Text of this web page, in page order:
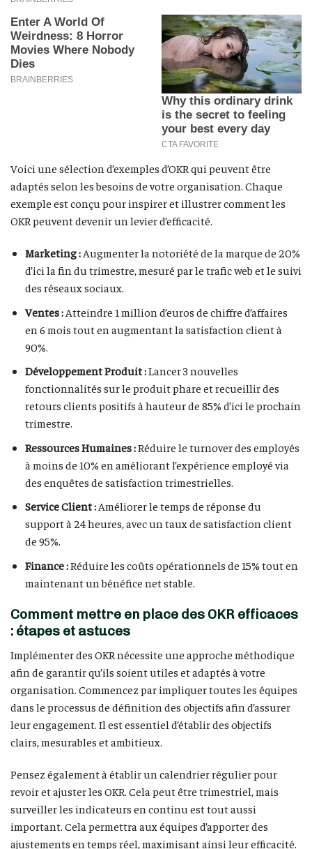
Voici une sélection d’exemples d’OKR qui peuvent être
adaptés selon les besoins de votre organisation. Chaque
exemple est conçu pour inspirer et illustrer comment les
OKR peuvent devenir un levier d’efficacité.
Marketing :Augmenter la notoriété de la marque de 20%
d’ici la fin du trimestre, mesuré par le trafic web et le suivi
des réseaux sociaux.
Ventes :Atteindre 1 million d’euros de chiffre d’affaires
en 6 mois tout en augmentant la satisfaction client à
90%.
Développement Produit :Lancer 3 nouvelles
fonctionnalités sur le produit phare et recueillir des
retours clients positifs à hauteur de 85% d’ici le prochain
trimestre.
Ressources Humaines :Réduire le turnover des employés
à moins de 10% en améliorant l’expérience employé via
des enquêtes de satisfaction trimestrielles.
Service Client :Améliorer le temps de réponse du
support à 24 heures, avec un taux de satisfaction client
de 95%.
Finance :Réduire les coûts opérationnels de 15% tout en
maintenant un bénéfice net stable.
Comment mettre en place des OKR efficaces
: étapes et astuces
Implémenter des OKR nécessite une approche méthodique
afin de garantir qu’ils soient utiles et adaptés à votre
organisation. Commencez par impliquer toutes les équipes
dans le processus de définition des objectifs afin d’assurer
leur engagement. Il est essentiel d’établir des objectifs
clairs, mesurables et ambitieux.
Pensez également à établir un calendrier régulier pour
revoir et ajuster les OKR. Cela peut être trimestriel, mais
surveiller les indicateurs en continu est tout aussi
important. Cela permettra aux équipes d’apporter des
ajustements en temps réel, maximisant ainsi leur efficacité.